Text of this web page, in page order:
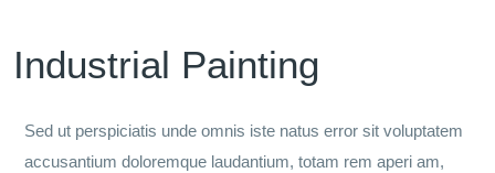
Industrial Painting
Sed ut perspiciatis unde omnis iste natus error sit voluptatem
accusantium doloremque laudantium, totam rem aperi am,